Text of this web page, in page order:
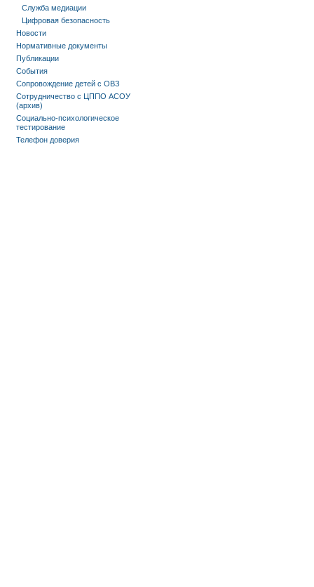
Служба медиации
Цифровая безопасность
Новости
Нормативные документы
Публикации
События
Сопровождение детей с ОВЗ
Сотрудничество с ЦППО АСОУ
(архив)
Социально-психологическое
тестирование
Телефон доверия